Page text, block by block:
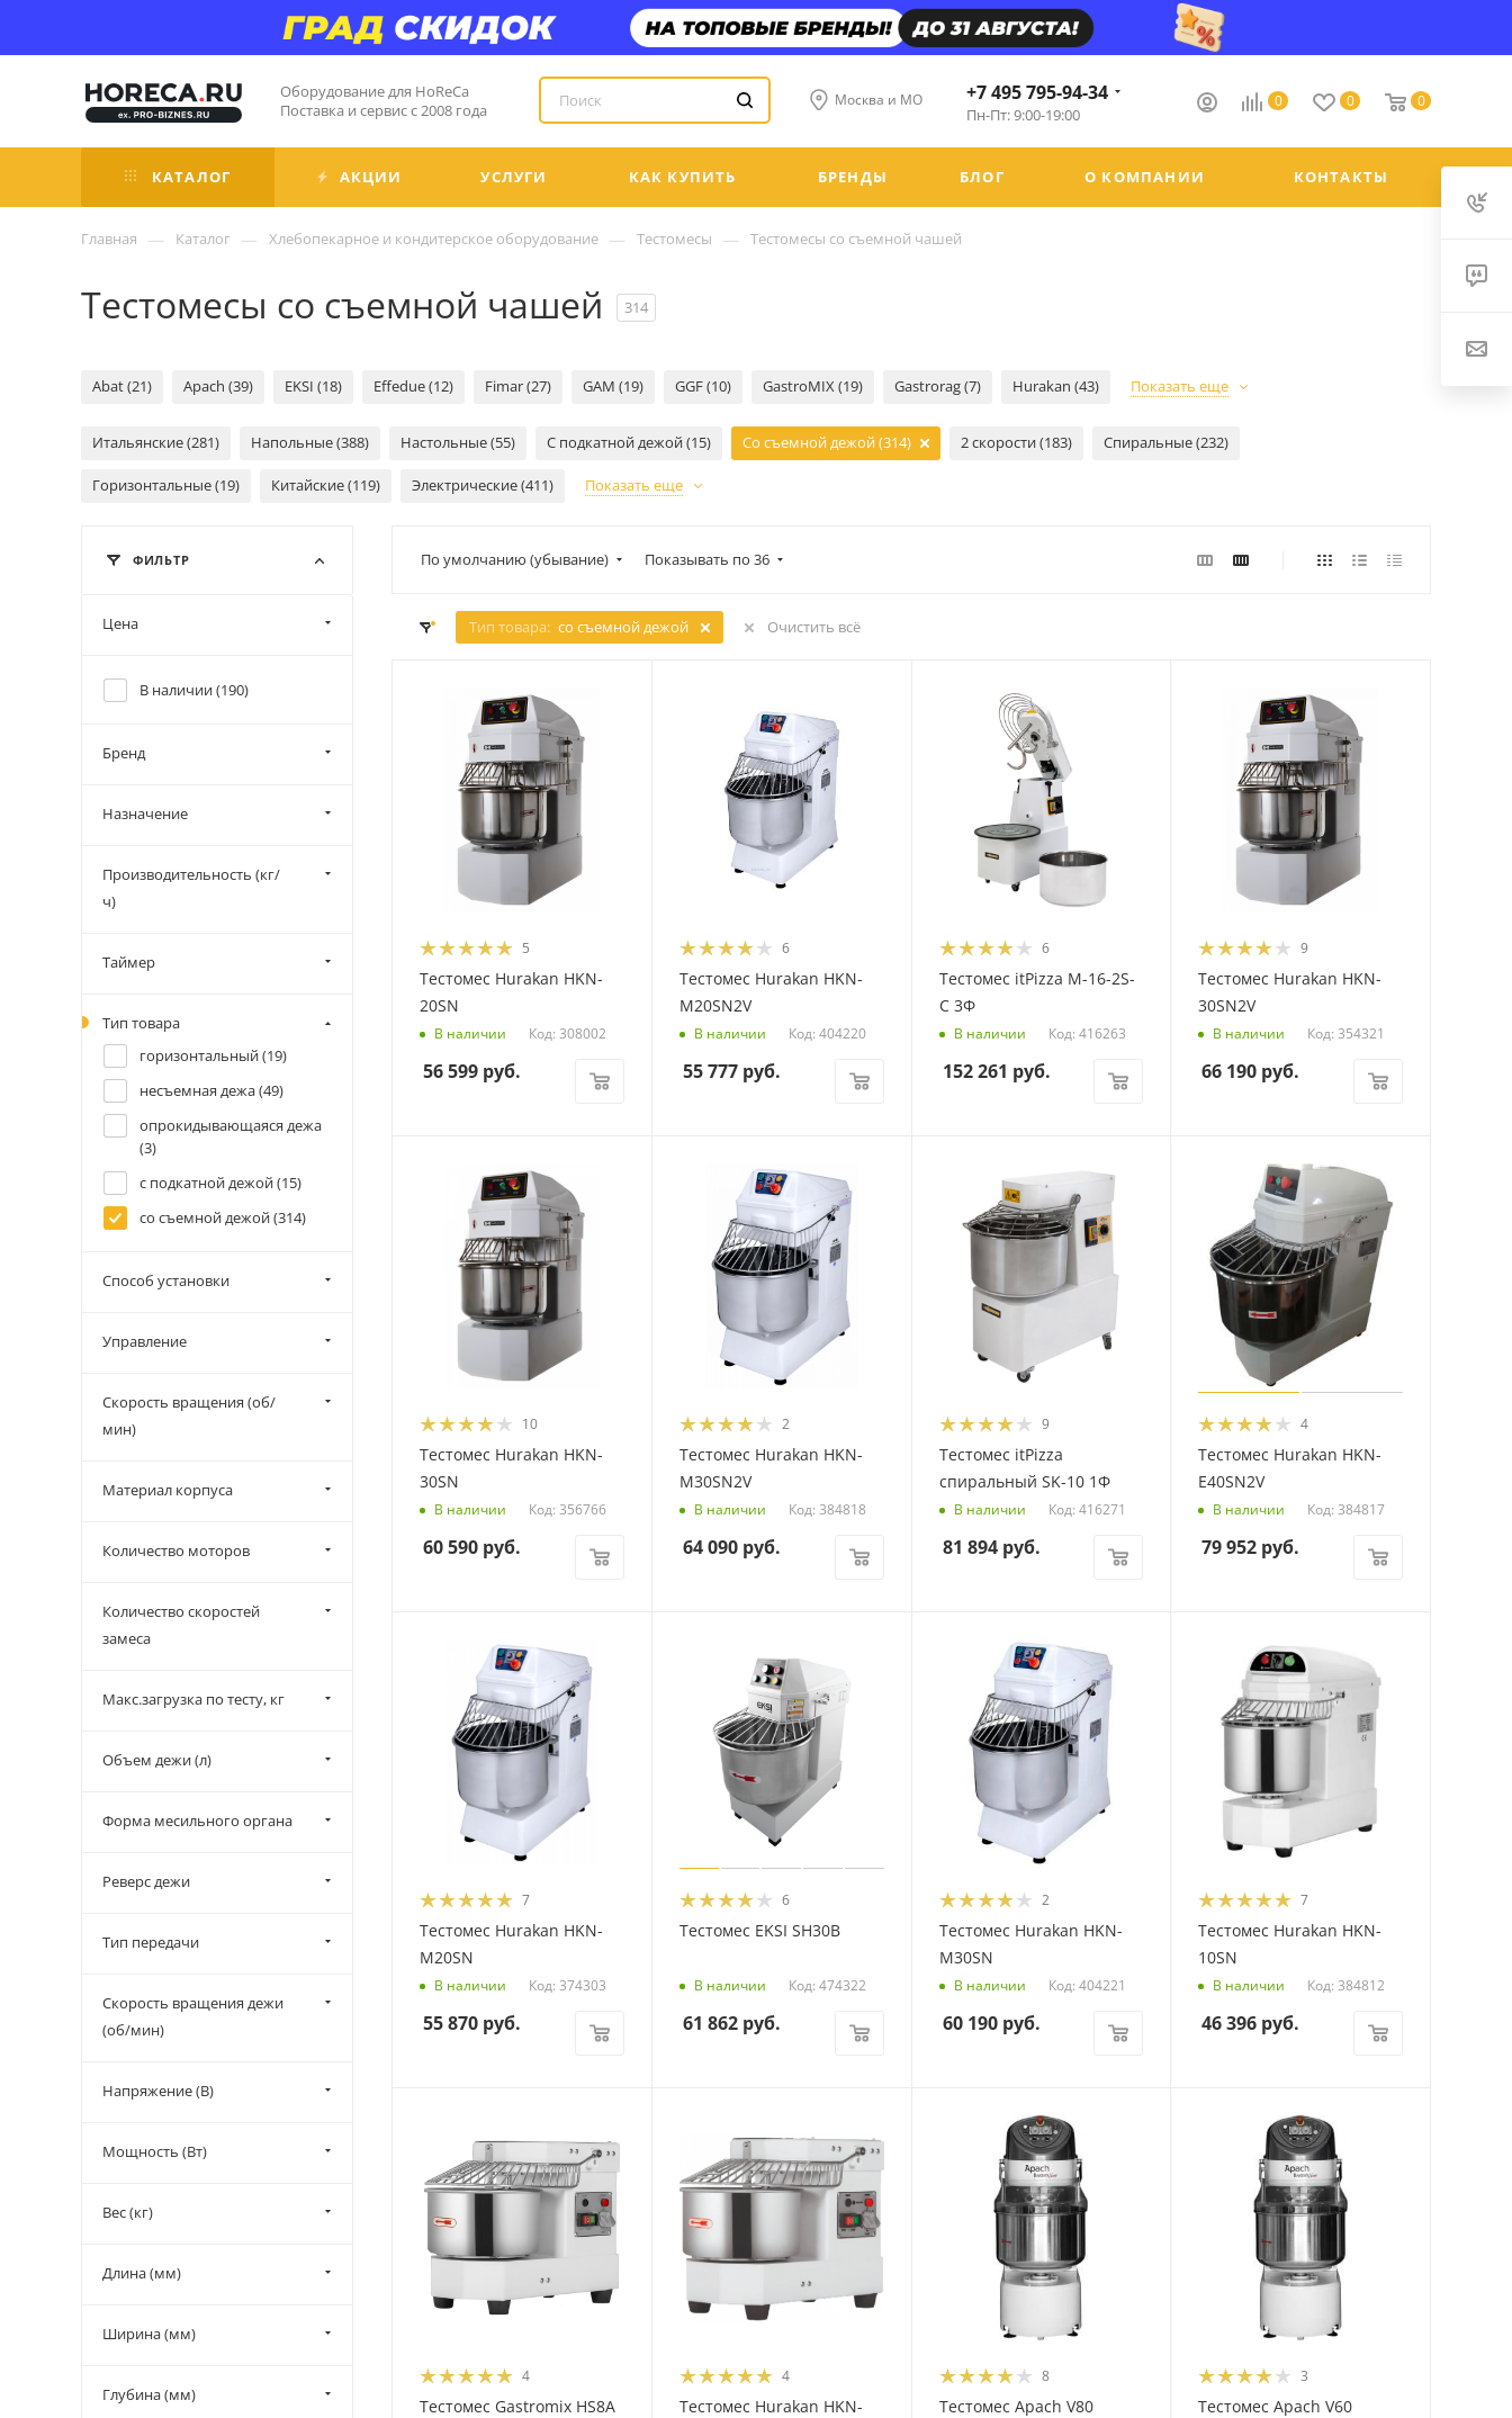
Оборудование для HoReCa
Поставка и сервис с 2008 года
Москва и МО 0 0 0
+7 495 795-94-34
Пн-Пт: 9:00-19:00
КАТАЛОГ АКЦИИ УСЛУГИ КАК КУПИТЬ БРЕНДЫ БЛОГ О КОМПАНИИ КОНТАКТЫ
Главная — Каталог — Хлебопекарное и кондитерское оборудование — Тестомесы — Тестомесы со съемной чашей
Тестомесы со съемной чашей 314
Abat (21) Apach (39) EKSI (18) Effedue (12) Fimar (27) GAM (19) GGF (10) GastroMIX (19) Gastrorag (7) Hurakan (43) Показать еще
Итальянские (281) Напольные (388) Настольные (55) С подкатной дежой (15) Со съемной дежой (314) 2 скорости (183) Спиральные (232)
Горизонтальные (19) Китайские (119) Электрические (411) Показать еще
По умолчанию (убывание) Показывать по 36
Тип товара: со съемной дежой Очистить всё
5
Тестомес Hurakan HKN-
20SN
В наличии Код: 308002
56 599 руб.
6
Тестомес Hurakan HKN-
M20SN2V
В наличии Код: 404220
55 777руб.
6
Тестомес itPizza M-16-2S-
C 3Ф
В наличии Код: 416263
152 261 руб.
9
Тестомес Hurakan HKN-
30SN2V
В наличии Код: 354321
66 190 руб.
10
Тестомес Hurakan HKN-
30SN
В наличии Код: 356766
60 590 руб.
2
Тестомес Hurakan HKN-
M30SN2V
В наличии Код: 384818
64 090руб.
9
Тестомес itPizza
спиральный SK-10 1Ф
В наличии Код: 416271
81 894руб.
4
Тестомес Hurakan HKN-
E40SN2V
В наличии Код: 384817
79 952 руб.
7
Тестомес Hurakan HKN-
M20SN
В наличии Код: 374303
55 870 руб.
6
Тестомес EKSI SH30B
В наличии Код: 474322
61 862руб.
2
Тестомес Hurakan HKN-
M30SN
В наличии Код: 404221
60 190руб.
7
Тестомес Hurakan HKN-
10SN
В наличии Код: 384812
46 396 руб.
4
Тестомес Gastromix HS8A
4
Тестомес Hurakan HKN-
8
Тестомес Apach V80
3
Тестомес Apach V60
ФИЛЬТР
Цена
В наличии (190)
Бренд
Назначение
Производительность (кг/
ч)
Таймер
Тип товара
горизонтальный (19)
несъемная дежа (49)
опрокидывающаяся дежа
(3)
с подкатной дежой (15)
со съемной дежой (314)
Способ установки
Управление
Скорость вращения (об/
мин)
Материал корпуса
Количество моторов
Количество скоростей
замеса
Макс.загрузка по тесту, кг
Объем дежи (л)
Форма месильного органа
Реверс дежи
Тип передачи
Скорость вращения дежи
(об/мин)
Напряжение (В)
Мощность (Вт)
Вес (кг)
Длина (мм)
Ширина (мм)
Глубина (мм)